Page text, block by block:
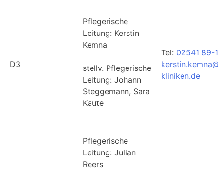
D3
Pflegerische
Leitung: Kerstin
Kemna
stellv. Pflegerische
Leitung: Johann
Steggemann, Sara
Kaute
Tel: 02541 89-
kliniken.de
Pflegerische
Leitung: Julian
Reers